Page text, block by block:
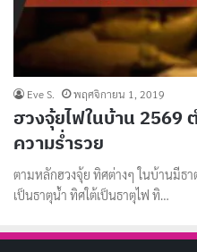
Eve S. พฤศจิกายน 1, 2019
ฮวงจุ้ยไฟในบ้าน 2569
ความร่ำรวย
ตามหลักฮวงจุ้ย ทิศต่างๆ ในบ้านมีธ
เป็นธาตุน้ำ ทิศใต้เป็นธาตุไฟ ทิ…